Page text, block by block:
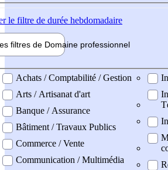
le filtre de durée hebdomadaire
filtres de Domaine professionnel
professionel
Achats / Comptabilité / Gestion
Arts / Artisanat d'art
Banque / Assurance
Bâtiment / Travaux Publics
Commerce / Vente
Communication / Multimédia